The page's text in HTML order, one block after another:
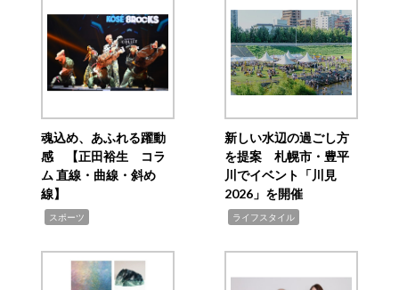
魂込め、あふれる躍動
感 【正田裕生 コラ
ム 直線・曲線・斜め
線】
スポーツ
新しい水辺の過ごし方
を提案 札幌市・豊平
川でイベント「川見
2026」を開催
ライフスタイル